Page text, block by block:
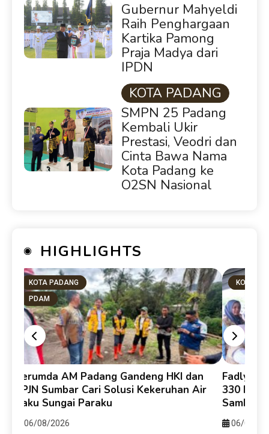
Gubernur Mahyeldi
Raih Penghargaan
Kartika Pamong
Praja Madya dari
IPDN
KOTA PADANG
SMPN 25 Padang
Kembali Ukir
Prestasi, Veodri dan
Cinta Bawa Nama
Kota Padang ke
O2SN Nasional
HIGHLIGHTS
KOTA PADANG
PDAM
Perumda AM Padang Gandeng HKI dan
BPJN Sumbar Cari Solusi Kekeruhan Air
Baku Sungai Paraku
06/08/2026
KOTA
Fadly
330
Sambut
06/08/